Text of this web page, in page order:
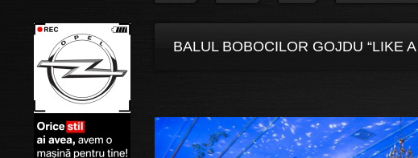
BALUL BOBOCILOR GOJDU “LIKE